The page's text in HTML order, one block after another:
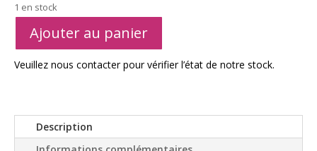
1 en stock
Ajouter au panier
e
t
Veuillez nous contacter pour vérifier l’état de notre stock.
Description